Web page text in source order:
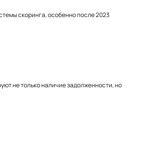
скоринга, особенно после 2023
не только наличие задолженности, но